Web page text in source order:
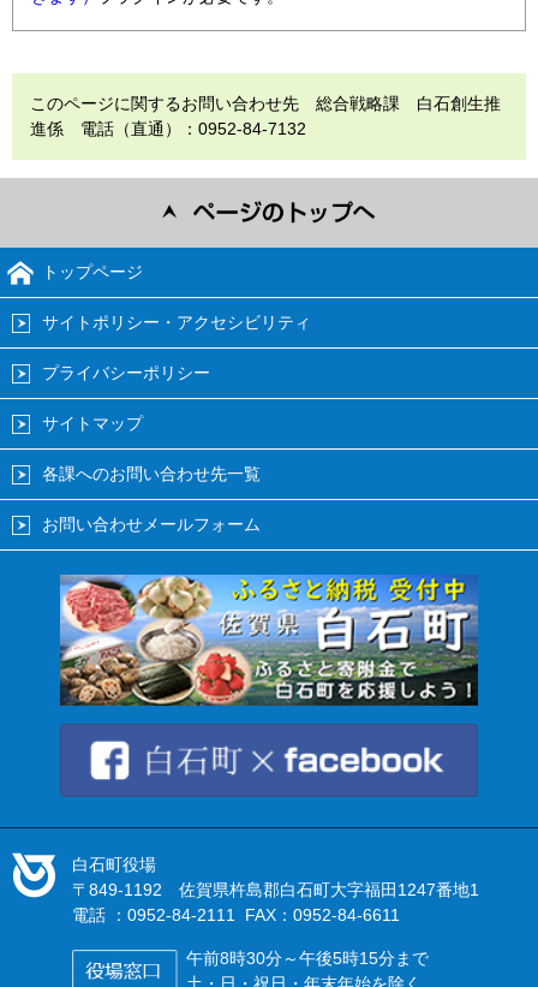
このページに関するお問い合わせ先 総合戦略課 白石創生推
進係 電話（直通）：0952-84-7132
トップページ
サイトポリシー・アクセシビリティ
プライバシーポリシー
サイトマップ
各課へのお問い合わせ先一覧
お問い合わせメールフォーム
白石町役場
〒849-1192 佐賀県杵島郡白石町大字福田1247番地1
電話 ：0952-84-2111 FAX：0952-84-6611
午前8時30分～午後5時15分まで